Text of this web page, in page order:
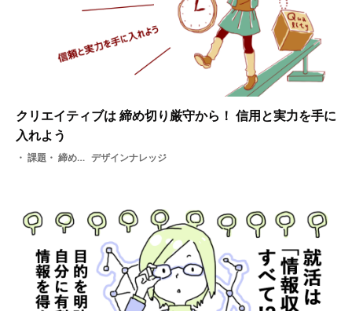
クリエイティブは 締め切り厳守から！ 信用と実力を手に
入れよう
課題・ 締め切り・ スキル・ マネージメント・ 管理・ 納期 デザインナレッジ